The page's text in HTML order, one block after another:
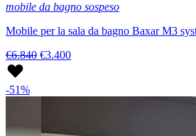
mobile da bagno sospeso
Mobile per la sala da bagno Baxar M3
€6.840 €3.400
-51%